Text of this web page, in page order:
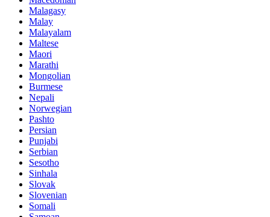
Malagasy
Malay
Malayalam
Maltese
Maori
Marathi
Mongolian
Burmese
Nepali
Norwegian
Pashto
Persian
Punjabi
Serbian
Sesotho
Sinhala
Slovak
Slovenian
Somali